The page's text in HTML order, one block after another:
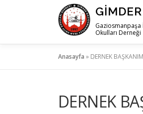
GIMDER
Okulları Derneği
Anasayfa » DERNEK
DERNEK